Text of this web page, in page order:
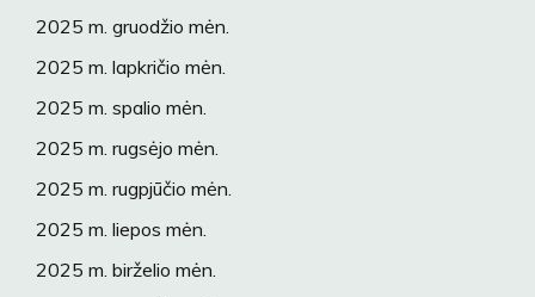
2025 m. gruodžio mėn.
2025 m. lapkričio mėn.
2025 m. spalio mėn.
2025 m. rugsėjo mėn.
2025 m. rugpjūčio mėn.
2025 m. liepos mėn.
2025 m. birželio mėn.